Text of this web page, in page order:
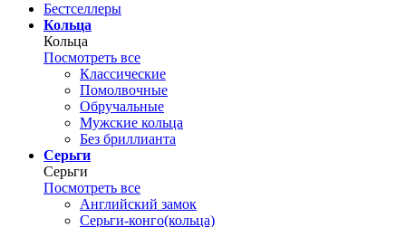
Бестселлеры
Кольца
Кольца
Посмотреть все
Классические
Помолвочные
Обручальные
Мужские кольца
Без бриллианта
Серьги
Серьги
Посмотреть все
Английский замок
Серьги-конго(кольца)